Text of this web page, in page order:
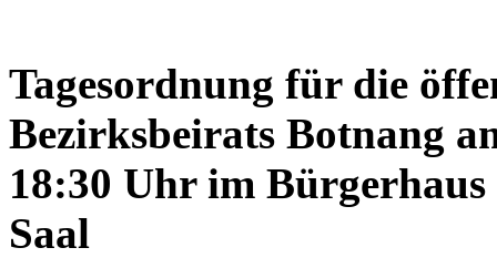
Tagesordnung für die
Bezirksbeirats Botnang
18:30 Uhr im
Saal